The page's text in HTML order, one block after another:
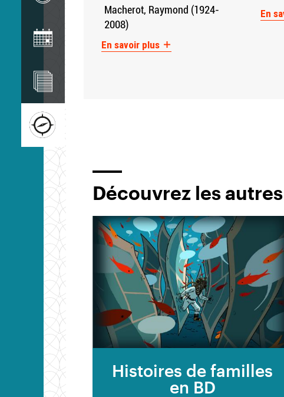
Image
Macherot, Raymond (1924-
2008)
En savoir plus
En
Découvrez les
Histoires de familles
en BD